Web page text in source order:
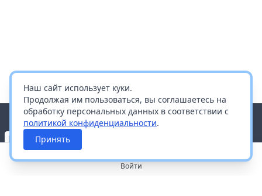
Наш сайт использует куки.
Продолжая им пользоваться, вы соглашаетесь на
обработку персональных данных в соответствии с
политикой конфиденциальности.
Принять
Войти